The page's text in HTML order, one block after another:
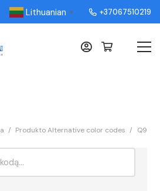
Lithuanian ▼ +37067510219
/ Produkto Alternative color codes / Q9